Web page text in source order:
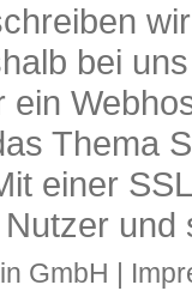
bei
ein
Thema
einer
und
GmbH |